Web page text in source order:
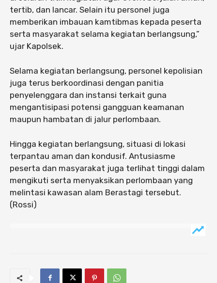
tertib, dan lancar. Selain itu personel juga
memberikan imbauan kamtibmas kepada peserta
serta masyarakat selama kegiatan berlangsung,”
ujar Kapolsek.
Selama kegiatan berlangsung, personel kepolisian
juga terus berkoordinasi dengan panitia
penyelenggara dan instansi terkait guna
mengantisipasi potensi gangguan keamanan
maupun hambatan di jalur perlombaan.
Hingga kegiatan berlangsung, situasi di lokasi
terpantau aman dan kondusif. Antusiasme
peserta dan masyarakat juga terlihat tinggi dalam
mengikuti serta menyaksikan perlombaan yang
melintasi kawasan alam Berastagi tersebut.
(Rossi)